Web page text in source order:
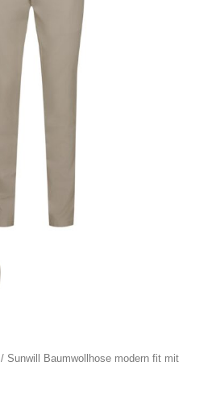
/ Sunwill Baumwollhose modern fit mit